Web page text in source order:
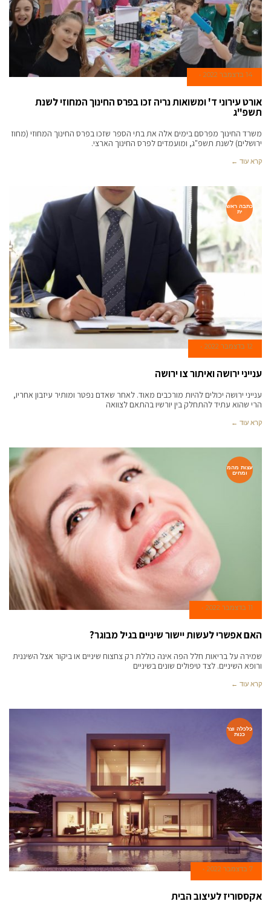
14 בדצמבר 2022
אורט עירוני ד' ומשואות נריה זכו בפרס החינוך המחוזי לשנת
תשפ"ג
משרד החינוך מפרסם בימים אלה את בתי הספר שזכו בפרס החינוך המחוזי (מחוז
ירושלים) לשנת תשפ"ג, ומועמדים לפרס החינוך הארצי.
קרא עוד ←
כתבה ראש
ית
12 בדצמבר 2022
ענייני ירושה ואיתור צו ירושה
ענייני ירושה יכולים להיות מורכבים מאוד. לאחר שאדם נפטר ומותיר עיזבון אחריו,
הרי שהוא עתיד להתחלק בין יורשיו בהתאם לצוואה
קרא עוד ←
עצות מהמ
ומחים
11 בדצמבר 2022
האם אפשרי לעשות יישור שיניים בגיל מבוגר?
שמירה על בריאות חלל הפה אינה כוללת רק צחצוח שיניים או ביקור אצל השיננית
ורופא השיניים. לצד טיפולים שונים בשיניים
קרא עוד ←
כלכלה וצר
כנות
7 בדצמבר 2022
אקססוריז לעיצוב הבית